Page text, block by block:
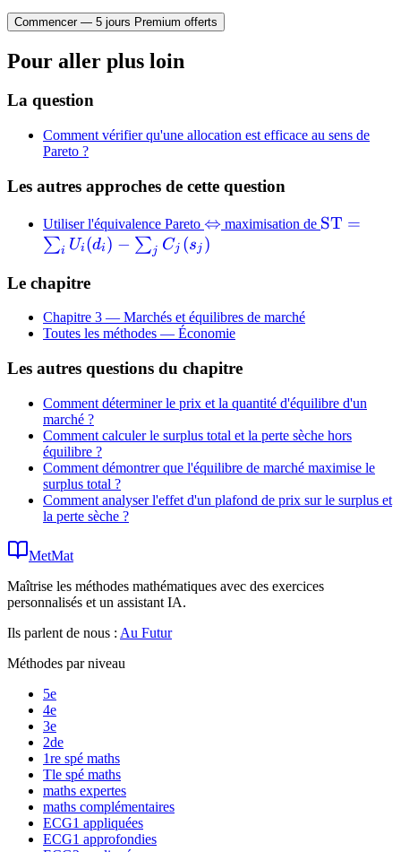
Commencer — 5 jours Premium offerts
Pour aller plus loin
La question
Comment vérifier qu'une allocation est efficace au sens de
Pareto ?
Les autres approches de cette question
Utiliser l'équivalence Pareto \Leftrightarrow
⇔ maximisation de ST =
∑i Ui (di ) − ∑j Cj (sj )
Le chapitre
Chapitre 3 — Marchés et équilibres de marché
Toutes les méthodes — Économie
Les autres questions du chapitre
Comment déterminer le prix et la quantité d'équilibre d'un
marché ?
Comment calculer le surplus total et la perte sèche hors
équilibre ?
Comment démontrer que l'équilibre de marché maximise le
surplus total ?
Comment analyser l'effet d'un plafond de prix sur le surplus et
la perte sèche ?
MetMat
Maîtrise les méthodes mathématiques avec des exercices
personnalisés et un assistant IA.
Ils parlent de nous : Au Futur
Méthodes par niveau
5e
4e
3e
2de
1re spé maths
Tle spé maths
maths expertes
maths complémentaires
ECG1 appliquées
ECG1 approfondies